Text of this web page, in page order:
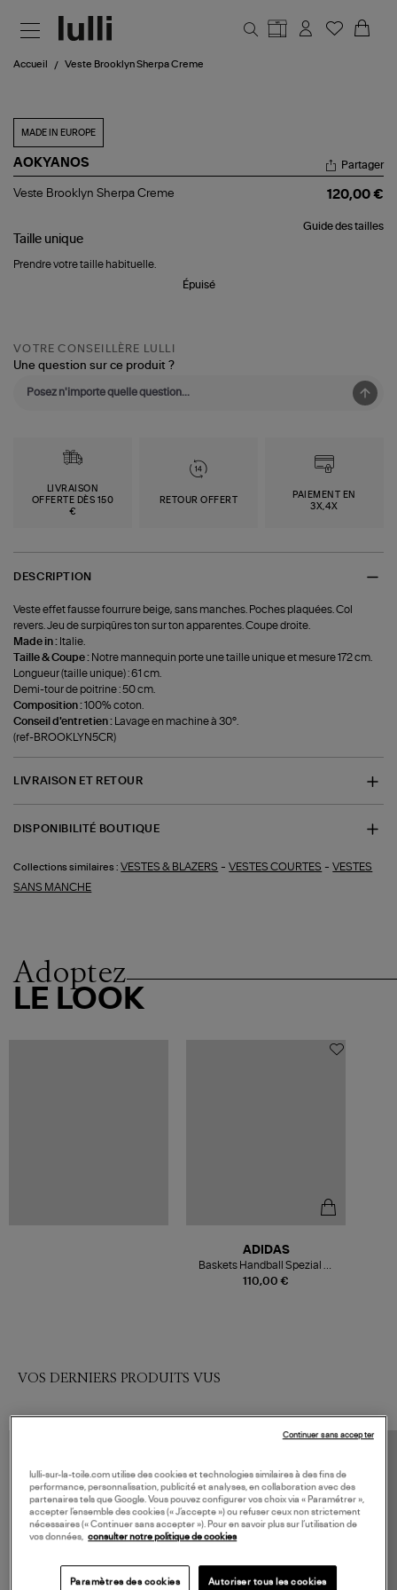
Accueil Veste Brooklyn Sherpa Creme
MADE IN EUROPE
AOKYANOS
Veste
Creme
Partager
Veste Brooklyn Sherpa Creme 120,00 €
Guide des tailles
Taille unique
Prendre votre taille habituelle.
Épuisé
VOTRE CONSEILLÈRE LULLI
Une question sur ce produit ?
LIVRAISON
OFFERTE DÈS 150
€
RETOUR OFFERT
PAIEMENT EN
3X,4X
DESCRIPTION
Veste effet fausse fourrure beige, sans manches. Poches plaquées. Col
revers. Jeu de surpiqûres ton sur ton apparentes. Coupe droite.
Made in : Italie.
Taille & Coupe : Notre mannequin porte une taille unique et mesure 172 cm.
Longueur (taille unique) : 61 cm.
Demi-tour de poitrine : 50 cm.
Composition :100% coton.
Conseil d'entretien :
Lavage en machine à 30°.
(ref-BROOKLYN5CR)
LIVRAISON ET RETOUR
DISPONIBILITÉ BOUTIQUE
Collections similaires : VESTES & BLAZERS -VESTES COURTES -VESTES
SANS MANCHE
Adoptez
LE LOOK
110,00 €
ADIDAS
Baskets Handball Spezial W
Dark Brown Alumina Wonder
VOS DERNIERS PRODUITS VUS
lulli-sur-la-toile.com utilise des cookies et technologies similaires à des fins de
performance, personnalisation, publicité et analyses, en collaboration avec des
partenaires tels que Google. Vous pouvez configurer vos choix via « Paramétrer »,
accepter l’ensemble des cookies (« J’accepte ») ou refuser ceux non strictement
nécessaires (« Continuer sans accepter »). Pour en savoir plus sur l’utilisation de
vos données, consulter notre politique de cookies
Paramètres des cookies Autoriser tous les cookies
Continuer sans accepter